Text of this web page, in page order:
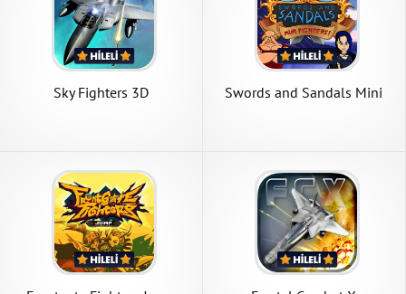
Sky Fighters 3D
Swords and Sandals Mini